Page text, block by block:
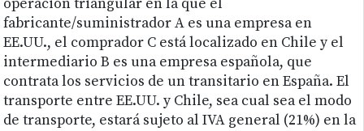
operación triangular en la que el
fabricante/suministrador A es una empresa en
EE.UU., el comprador C está localizado en Chile y el
intermediario B es una empresa española, que
contrata los servicios de un transitario en España. El
transporte entre EE.UU. y Chile, sea cual sea el modo
de transporte, estará sujeto al IVA general (21%) en la